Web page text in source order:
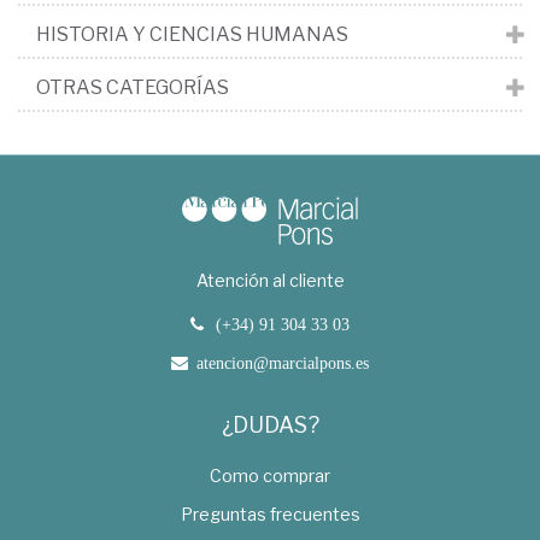
HISTORIA Y CIENCIAS HUMANAS
OTRAS CATEGORÍAS
Atención al cliente
(+34) 91 304 33 03
atencion@marcialpons.es
¿DUDAS?
Como comprar
Preguntas frecuentes